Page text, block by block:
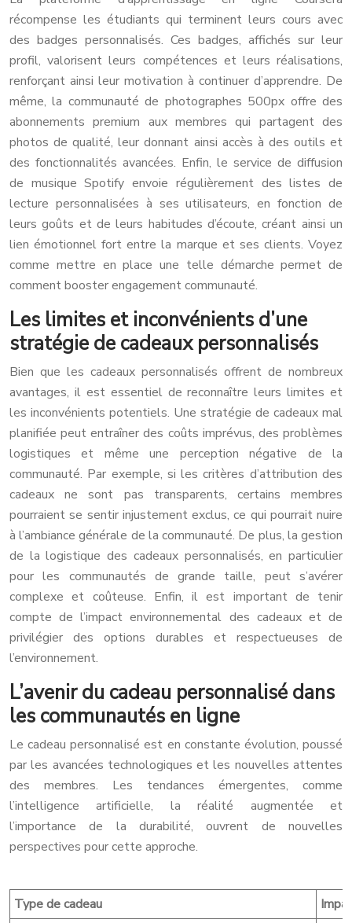
récompense les étudiants qui terminent leurs cours avec
des badges personnalisés. Ces badges, affichés sur leur
profil, valorisent leurs compétences et leurs réalisations,
renforçant ainsi leur motivation à continuer d’apprendre. De
même, la communauté de photographes 500px offre des
abonnements premium aux membres qui partagent des
photos de qualité, leur donnant ainsi accès à des outils et
des fonctionnalités avancées. Enfin, le service de diffusion
de musique Spotify envoie régulièrement des listes de
lecture personnalisées à ses utilisateurs, en fonction de
leurs goûts et de leurs habitudes d’écoute, créant ainsi un
lien émotionnel fort entre la marque et ses clients. Voyez
comme mettre en place une telle démarche permet de
comment booster engagement communauté.
Les limites et inconvénients d’une
stratégie de cadeaux personnalisés
Bien que les cadeaux personnalisés offrent de nombreux
avantages, il est essentiel de reconnaître leurs limites et
les inconvénients potentiels. Une stratégie de cadeaux mal
planifiée peut entraîner des coûts imprévus, des problèmes
logistiques et même une perception négative de la
communauté. Par exemple, si les critères d’attribution des
cadeaux ne sont pas transparents, certains membres
pourraient se sentir injustement exclus, ce qui pourrait nuire
à l’ambiance générale de la communauté. De plus, la gestion
de la logistique des cadeaux personnalisés, en particulier
pour les communautés de grande taille, peut s’avérer
complexe et coûteuse. Enfin, il est important de tenir
compte de l’impact environnemental des cadeaux et de
privilégier des options durables et respectueuses de
l’environnement.
L’avenir du cadeau personnalisé dans
les communautés en ligne
Le cadeau personnalisé est en constante évolution, poussé
par les avancées technologiques et les nouvelles attentes
des membres. Les tendances émergentes, comme
l’intelligence artificielle, la réalité augmentée et
l’importance de la durabilité, ouvrent de nouvelles
perspectives pour cette approche.
Type de cadeau